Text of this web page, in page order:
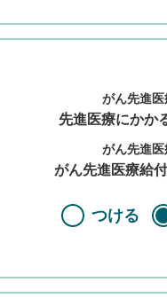
がん先進
先進医療にかか
がん先進
がん先進医療給
つける